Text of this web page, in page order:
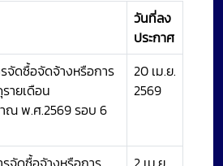
วันที่ลง
ประกาศ
จัดซื้อจัดจ้างหรือการ
ายเดือน
ณ พ.ศ.2569 รอบ 6
20 เม.ย.
2569